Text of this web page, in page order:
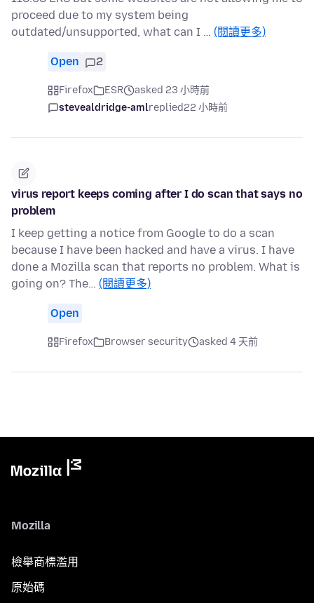
proceed due to my system being
outdated/unsupported, what can I … (閱讀更多)
Open 2
Firefox ESR
asked 23 小時前
stevealdridge-amlreplied22 小時前
virus report keeps coming after I do scan that says no
problem
I keep getting a notice from Google to do a scan
because I have been hacked and have a virus. I have
done a Mozilla scan that reports no problem. What is
going on? The… (閱讀更多)
Open
Firefox Browser security asked 4 天前
Mozilla
檢舉商標濫用
原始碼